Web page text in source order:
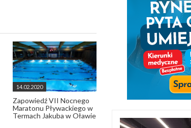
14.02.2020
Zapowiedź VII Nocnego
Maratonu Pływackiego w
Termach Jakuba w Oławie